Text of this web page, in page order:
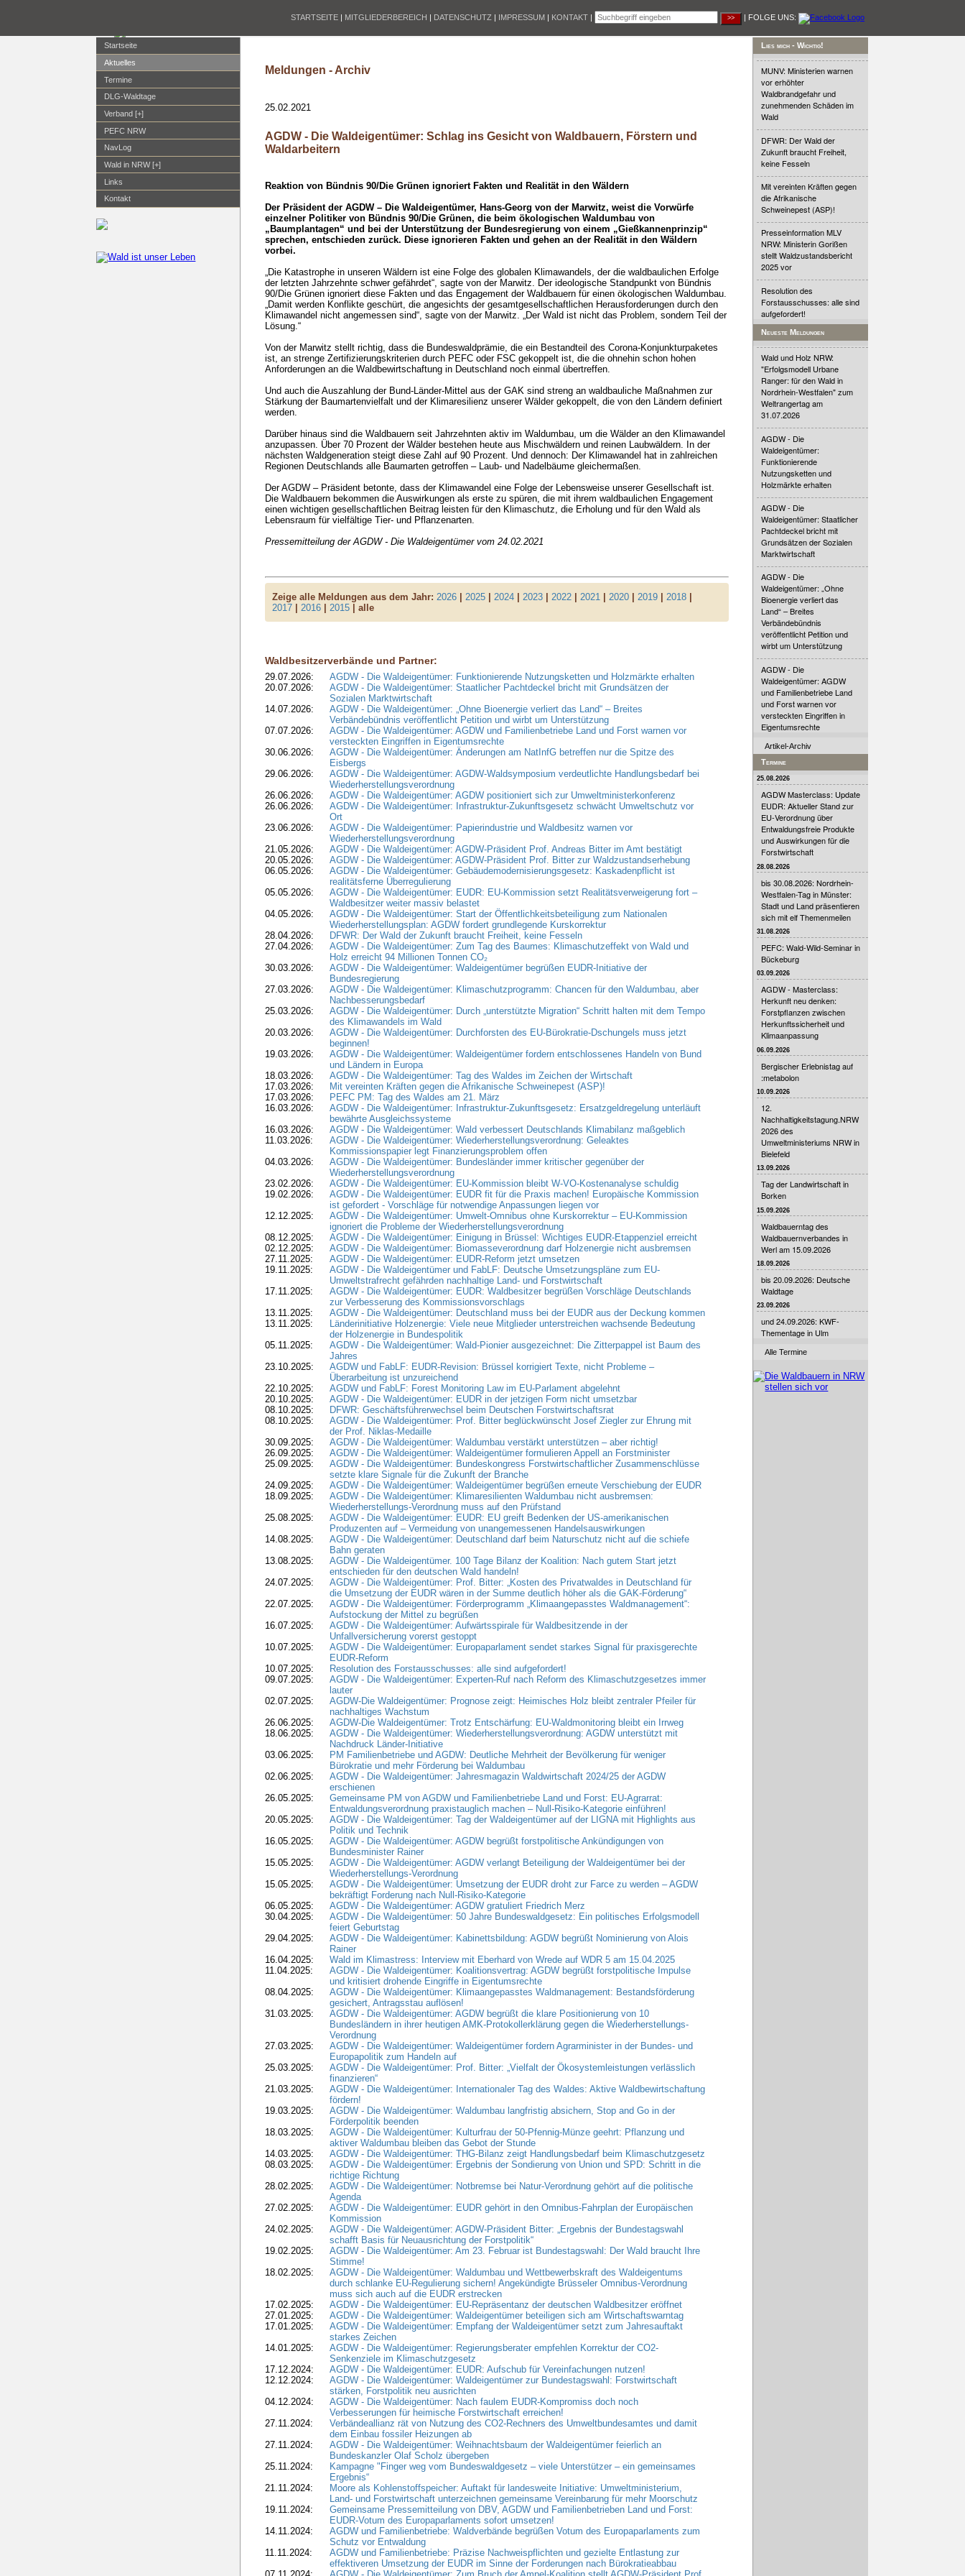
STARTSEITE | MITGLIEDERBEREICH | DATENSCHUTZ | IMPRESSUM | KONTAKT | | FOLGE UNS:
Startseite
Aktuelles
Termine
DLG-Waldtage
Verband [+]
PEFC NRW
NavLog
Wald in NRW [+]
Links
Kontakt
Meldungen - Archiv
25.02.2021
AGDW - Die Waldeigentümer: Schlag ins Gesicht von Waldbauern, Förstern und
Waldarbeitern
Reaktion von Bündnis 90/Die Grünen ignoriert Fakten und Realität in den Wäldern
Der Präsident der AGDW – Die Waldeigentümer, Hans-Georg von der Marwitz, weist die Vorwürfe
einzelner Politiker von Bündnis 90/Die Grünen, die beim ökologischen Waldumbau von
„Baumplantagen“ und bei der Unterstützung der Bundesregierung von einem „Gießkannenprinzip“
sprechen, entschieden zurück. Diese ignorieren Fakten und gehen an der Realität in den Wäldern
vorbei.
„Die Katastrophe in unseren Wäldern ist eine Folge des globalen Klimawandels, der die waldbaulichen Erfolge
der letzten Jahrzehnte schwer gefährdet“, sagte von der Marwitz. Der ideologische Standpunkt von Bündnis
90/Die Grünen ignoriert diese Fakten und das Engagement der Waldbauern für einen ökologischen Waldumbau.
„Damit werden Konflikte geschürt, die angesichts der gesamtgesellschaftlichen Herausforderungen durch den
Klimawandel nicht angemessen sind“, sagte von der Marwitz. „Der Wald ist nicht das Problem, sondern Teil der
Lösung.“
Von der Marwitz stellt richtig, dass die Bundeswaldprämie, die ein Bestandteil des Corona-Konjunkturpaketes
ist, an strenge Zertifizierungskriterien durch PEFC oder FSC gekoppelt ist, die die ohnehin schon hohen
Anforderungen an die Waldbewirtschaftung in Deutschland noch einmal übertreffen.
Und auch die Auszahlung der Bund-Länder-Mittel aus der GAK sind streng an waldbauliche Maßnahmen zur
Stärkung der Baumartenvielfalt und der Klimaresilienz unserer Wälder gekoppelt, die von den Ländern definiert
werden.
Darüber hinaus sind die Waldbauern seit Jahrzehnten aktiv im Waldumbau, um die Wälder an den Klimawandel
anzupassen. Über 70 Prozent der Wälder bestehen heute aus Mischwäldern und reinen Laubwäldern. In der
nächsten Waldgeneration steigt diese Zahl auf 90 Prozent. Und dennoch: Der Klimawandel hat in zahlreichen
Regionen Deutschlands alle Baumarten getroffen – Laub- und Nadelbäume gleichermaßen.
Der AGDW – Präsident betonte, dass der Klimawandel eine Folge der Lebensweise unserer Gesellschaft ist.
Die Waldbauern bekommen die Auswirkungen als erste zu spüren, die mit ihrem waldbaulichen Engagement
einen wichtigen gesellschaftlichen Beitrag leisten für den Klimaschutz, die Erholung und für den Wald als
Lebensraum für vielfältige Tier- und Pflanzenarten.
Pressemitteilung der AGDW - Die Waldeigentümer vom 24.02.2021
Zeige alle Meldungen aus dem Jahr: 2026| 2025| 2024| 2023| 2022| 2021| 2020| 2019| 2018|
2017| 2016| 2015| alle
Waldbesitzerverbände und Partner:
29.07.2026:
AGDW - Die Waldeigentümer: Funktionierende Nutzungsketten und Holzmärkte erhalten
20.07.2026:
AGDW - Die Waldeigentümer: Staatlicher Pachtdeckel bricht mit Grundsätzen der
Sozialen Marktwirtschaft
14.07.2026:
AGDW - Die Waldeigentümer: „Ohne Bioenergie verliert das Land“ – Breites
Verbändebündnis veröffentlicht Petition und wirbt um Unterstützung
07.07.2026:
AGDW - Die Waldeigentümer: AGDW und Familienbetriebe Land und Forst warnen vor
versteckten Eingriffen in Eigentumsrechte
30.06.2026:
AGDW - Die Waldeigentümer: Änderungen am NatInfG betreffen nur die Spitze des
Eisbergs
29.06.2026:
AGDW - Die Waldeigentümer: AGDW-Waldsymposium verdeutlichte Handlungsbedarf bei
Wiederherstellungsverordnung
26.06.2026:
AGDW - Die Waldeigentümer: AGDW positioniert sich zur Umweltministerkonferenz
26.06.2026:
AGDW - Die Waldeigentümer: Infrastruktur-Zukunftsgesetz schwächt Umweltschutz vor
Ort
23.06.2026:
AGDW - Die Waldeigentümer: Papierindustrie und Waldbesitz warnen vor
Wiederherstellungsverordnung
21.05.2026:
AGDW - Die Waldeigentümer: AGDW-Präsident Prof. Andreas Bitter im Amt bestätigt
20.05.2026:
AGDW - Die Waldeigentümer: AGDW-Präsident Prof. Bitter zur Waldzustandserhebung
06.05.2026:
AGDW - Die Waldeigentümer: Gebäudemodernisierungsgesetz: Kaskadenpflicht ist
realitätsferne Überregulierung
05.05.2026:
AGDW - Die Waldeigentümer: EUDR: EU-Kommission setzt Realitätsverweigerung fort –
Waldbesitzer weiter massiv belastet
04.05.2026:
AGDW - Die Waldeigentümer: Start der Öffentlichkeitsbeteiligung zum Nationalen
Wiederherstellungsplan: AGDW fordert grundlegende Kurskorrektur
28.04.2026:
DFWR: Der Wald der Zukunft braucht Freiheit, keine Fesseln
27.04.2026:
AGDW - Die Waldeigentümer: Zum Tag des Baumes: Klimaschutzeffekt von Wald und
Holz erreicht 94 Millionen Tonnen CO₂
30.03.2026:
AGDW - Die Waldeigentümer: Waldeigentümer begrüßen EUDR-Initiative der
Bundesregierung
27.03.2026:
AGDW - Die Waldeigentümer: Klimaschutzprogramm: Chancen für den Waldumbau, aber
Nachbesserungsbedarf
25.03.2026:
AGDW - Die Waldeigentümer: Durch „unterstützte Migration“ Schritt halten mit dem Tempo
des Klimawandels im Wald
20.03.2026:
AGDW - Die Waldeigentümer: Durchforsten des EU-Bürokratie-Dschungels muss jetzt
beginnen!
19.03.2026:
AGDW - Die Waldeigentümer: Waldeigentümer fordern entschlossenes Handeln von Bund
und Ländern in Europa
18.03.2026:
AGDW - Die Waldeigentümer: Tag des Waldes im Zeichen der Wirtschaft
17.03.2026:
Mit vereinten Kräften gegen die Afrikanische Schweinepest (ASP)!
17.03.2026:
PEFC PM: Tag des Waldes am 21. März
16.03.2026:
AGDW - Die Waldeigentümer: Infrastruktur-Zukunftsgesetz: Ersatzgeldregelung unterläuft
bewährte Ausgleichssysteme
16.03.2026:
AGDW - Die Waldeigentümer: Wald verbessert Deutschlands Klimabilanz maßgeblich
11.03.2026:
AGDW - Die Waldeigentümer: Wiederherstellungsverordnung: Geleaktes
Kommissionspapier legt Finanzierungsproblem offen
04.03.2026:
AGDW - Die Waldeigentümer: Bundesländer immer kritischer gegenüber der
Wiederherstellungsverordnung
23.02.2026:
AGDW - Die Waldeigentümer: EU-Kommission bleibt W-VO-Kostenanalyse schuldig
19.02.2026:
AGDW - Die Waldeigentümer: EUDR fit für die Praxis machen! Europäische Kommission
ist gefordert - Vorschläge für notwendige Anpassungen liegen vor
12.12.2025:
AGDW - Die Waldeigentümer: Umwelt-Omnibus ohne Kurskorrektur – EU-Kommission
ignoriert die Probleme der Wiederherstellungsverordnung
08.12.2025:
AGDW - Die Waldeigentümer: Einigung in Brüssel: Wichtiges EUDR-Etappenziel erreicht
02.12.2025:
AGDW - Die Waldeigentümer: Biomasseverordnung darf Holzenergie nicht ausbremsen
27.11.2025:
AGDW - Die Waldeigentümer: EUDR-Reform jetzt umsetzen
19.11.2025:
AGDW - Die Waldeigentümer und FabLF: Deutsche Umsetzungspläne zum EU-
Umweltstrafrecht gefährden nachhaltige Land- und Forstwirtschaft
17.11.2025:
AGDW - Die Waldeigentümer: EUDR: Waldbesitzer begrüßen Vorschläge Deutschlands
zur Verbesserung des Kommissionsvorschlags
13.11.2025:
AGDW - Die Waldeigentümer: Deutschland muss bei der EUDR aus der Deckung kommen
13.11.2025:
Länderinitiative Holzenergie: Viele neue Mitglieder unterstreichen wachsende Bedeutung
der Holzenergie in Bundespolitik
05.11.2025:
AGDW - Die Waldeigentümer: Wald-Pionier ausgezeichnet: Die Zitterpappel ist Baum des
Jahres
23.10.2025:
AGDW und FabLF: EUDR-Revision: Brüssel korrigiert Texte, nicht Probleme –
Überarbeitung ist unzureichend
22.10.2025:
AGDW und FabLF: Forest Monitoring Law im EU-Parlament abgelehnt
20.10.2025:
AGDW - Die Waldeigentümer: EUDR in der jetzigen Form nicht umsetzbar
08.10.2025:
DFWR: Geschäftsführerwechsel beim Deutschen Forstwirtschaftsrat
08.10.2025:
AGDW - Die Waldeigentümer: Prof. Bitter beglückwünscht Josef Ziegler zur Ehrung mit
der Prof. Niklas-Medaille
30.09.2025:
AGDW - Die Waldeigentümer: Waldumbau verstärkt unterstützen – aber richtig!
26.09.2025:
AGDW - Die Waldeigentümer: Waldeigentümer formulieren Appell an Forstminister
25.09.2025:
AGDW - Die Waldeigentümer: Bundeskongress Forstwirtschaftlicher Zusammenschlüsse
setzte klare Signale für die Zukunft der Branche
24.09.2025:
AGDW - Die Waldeigentümer: Waldeigentümer begrüßen erneute Verschiebung der EUDR
18.09.2025:
AGDW - Die Waldeigentümer: Klimaresilienten Waldumbau nicht ausbremsen:
Wiederherstellungs-Verordnung muss auf den Prüfstand
25.08.2025:
AGDW - Die Waldeigentümer: EUDR: EU greift Bedenken der US-amerikanischen
Produzenten auf – Vermeidung von unangemessenen Handelsauswirkungen
14.08.2025:
AGDW - Die Waldeigentümer: Deutschland darf beim Naturschutz nicht auf die schiefe
Bahn geraten
13.08.2025:
AGDW - Die Waldeigentümer. 100 Tage Bilanz der Koalition: Nach gutem Start jetzt
entschieden für den deutschen Wald handeln!
24.07.2025:
AGDW - Die Waldeigentümer: Prof. Bitter: „Kosten des Privatwaldes in Deutschland für
die Umsetzung der EUDR wären in der Summe deutlich höher als die GAK-Förderung“
22.07.2025:
AGDW - Die Waldeigentümer: Förderprogramm „Klimaangepasstes Waldmanagement“:
Aufstockung der Mittel zu begrüßen
16.07.2025:
AGDW - Die Waldeigentümer: Aufwärtsspirale für Waldbesitzende in der
Unfallversicherung vorerst gestoppt
10.07.2025:
AGDW - Die Waldeigentümer: Europaparlament sendet starkes Signal für praxisgerechte
EUDR-Reform
10.07.2025:
Resolution des Forstausschusses: alle sind aufgefordert!
09.07.2025:
AGDW - Die Waldeigentümer: Experten-Ruf nach Reform des Klimaschutzgesetzes immer
lauter
02.07.2025:
AGDW-Die Waldeigentümer: Prognose zeigt: Heimisches Holz bleibt zentraler Pfeiler für
nachhaltiges Wachstum
26.06.2025:
AGDW-Die Waldeigentümer: Trotz Entschärfung: EU-Waldmonitoring bleibt ein Irrweg
18.06.2025:
AGDW - Die Waldeigentümer: Wiederherstellungsverordnung: AGDW unterstützt mit
Nachdruck Länder-Initiative
03.06.2025:
PM Familienbetriebe und AGDW: Deutliche Mehrheit der Bevölkerung für weniger
Bürokratie und mehr Förderung bei Waldumbau
02.06.2025:
AGDW - Die Waldeigentümer: Jahresmagazin Waldwirtschaft 2024/25 der AGDW
erschienen
26.05.2025:
Gemeinsame PM von AGDW und Familienbetriebe Land und Forst: EU-Agrarrat:
Entwaldungsverordnung praxistauglich machen – Null-Risiko-Kategorie einführen!
20.05.2025:
AGDW - Die Waldeigentümer: Tag der Waldeigentümer auf der LIGNA mit Highlights aus
Politik und Technik
16.05.2025:
AGDW - Die Waldeigentümer: AGDW begrüßt forstpolitische Ankündigungen von
Bundesminister Rainer
15.05.2025:
AGDW - Die Waldeigentümer: AGDW verlangt Beteiligung der Waldeigentümer bei der
Wiederherstellungs-Verordnung
15.05.2025:
AGDW - Die Waldeigentümer: Umsetzung der EUDR droht zur Farce zu werden – AGDW
bekräftigt Forderung nach Null-Risiko-Kategorie
06.05.2025:
AGDW - Die Waldeigentümer: AGDW gratuliert Friedrich Merz
30.04.2025:
AGDW - Die Waldeigentümer: 50 Jahre Bundeswaldgesetz: Ein politisches Erfolgsmodell
feiert Geburtstag
29.04.2025:
AGDW - Die Waldeigentümer: Kabinettsbildung: AGDW begrüßt Nominierung von Alois
Rainer
16.04.2025:
Wald im Klimastress: Interview mit Eberhard von Wrede auf WDR 5 am 15.04.2025
11.04.2025:
AGDW - Die Waldeigentümer: Koalitionsvertrag: AGDW begrüßt forstpolitische Impulse
und kritisiert drohende Eingriffe in Eigentumsrechte
08.04.2025:
AGDW - Die Waldeigentümer: Klimaangepasstes Waldmanagement: Bestandsförderung
gesichert, Antragsstau auflösen!
31.03.2025:
AGDW - Die Waldeigentümer: AGDW begrüßt die klare Positionierung von 10
Bundesländern in ihrer heutigen AMK-Protokollerklärung gegen die Wiederherstellungs-
Verordnung
27.03.2025:
AGDW - Die Waldeigentümer: Waldeigentümer fordern Agrarminister in der Bundes- und
Europapolitik zum Handeln auf
25.03.2025:
AGDW - Die Waldeigentümer: Prof. Bitter: „Vielfalt der Ökosystemleistungen verlässlich
finanzieren“
21.03.2025:
AGDW - Die Waldeigentümer: Internationaler Tag des Waldes: Aktive Waldbewirtschaftung
fördern!
19.03.2025:
AGDW - Die Waldeigentümer: Waldumbau langfristig absichern, Stop and Go in der
Förderpolitik beenden
18.03.2025:
AGDW - Die Waldeigentümer: Kulturfrau der 50-Pfennig-Münze geehrt: Pflanzung und
aktiver Waldumbau bleiben das Gebot der Stunde
14.03.2025:
AGDW - Die Waldeigentümer: THG-Bilanz zeigt Handlungsbedarf beim Klimaschutzgesetz
08.03.2025:
AGDW - Die Waldeigentümer: Ergebnis der Sondierung von Union und SPD: Schritt in die
richtige Richtung
28.02.2025:
AGDW - Die Waldeigentümer: Notbremse bei Natur-Verordnung gehört auf die politische
Agenda
27.02.2025:
AGDW - Die Waldeigentümer: EUDR gehört in den Omnibus-Fahrplan der Europäischen
Kommission
24.02.2025:
AGDW - Die Waldeigentümer: AGDW-Präsident Bitter: „Ergebnis der Bundestagswahl
schafft Basis für Neuausrichtung der Forstpolitik“
19.02.2025:
AGDW - Die Waldeigentümer: Am 23. Februar ist Bundestagswahl: Der Wald braucht Ihre
Stimme!
18.02.2025:
AGDW - Die Waldeigentümer: Waldumbau und Wettbewerbskraft des Waldeigentums
durch schlanke EU-Regulierung sichern! Angekündigte Brüsseler Omnibus-Verordnung
muss sich auch auf die EUDR erstrecken
17.02.2025:
AGDW - Die Waldeigentümer: EU-Repräsentanz der deutschen Waldbesitzer eröffnet
27.01.2025:
AGDW - Die Waldeigentümer: Waldeigentümer beteiligen sich am Wirtschaftswarntag
17.01.2025:
AGDW - Die Waldeigentümer: Empfang der Waldeigentümer setzt zum Jahresauftakt
starkes Zeichen
14.01.2025:
AGDW - Die Waldeigentümer: Regierungsberater empfehlen Korrektur der CO2-
Senkenziele im Klimaschutzgesetz
17.12.2024:
AGDW - Die Waldeigentümer: EUDR: Aufschub für Vereinfachungen nutzen!
12.12.2024:
AGDW - Die Waldeigentümer: Waldeigentümer zur Bundestagswahl: Forstwirtschaft
stärken, Forstpolitik neu ausrichten
04.12.2024:
AGDW - Die Waldeigentümer: Nach faulem EUDR-Kompromiss doch noch
Verbesserungen für heimische Forstwirtschaft erreichen!
27.11.2024:
Verbändeallianz rät von Nutzung des CO2-Rechners des Umweltbundesamtes und damit
dem Einbau fossiler Heizungen ab
27.11.2024:
AGDW - Die Waldeigentümer: Weihnachtsbaum der Waldeigentümer feierlich an
Bundeskanzler Olaf Scholz übergeben
25.11.2024:
Kampagne "Finger weg vom Bundeswaldgesetz – viele Unterstützer – ein gemeinsames
Ergebnis“
21.11.2024:
Moore als Kohlenstoffspeicher: Auftakt für landesweite Initiative: Umweltministerium,
Land- und Forstwirtschaft unterzeichnen gemeinsame Vereinbarung für mehr Moorschutz
19.11.2024:
Gemeinsame Pressemitteilung von DBV, AGDW und Familienbetrieben Land und Forst:
EUDR-Votum des Europaparlaments sofort umsetzen!
14.11.2024:
AGDW und Familienbetriebe: Waldverbände begrüßen Votum des Europaparlaments zum
Schutz vor Entwaldung
11.11.2024:
AGDW und Familienbetriebe: Präzise Nachweispflichten und gezielte Entlastung zur
effektiveren Umsetzung der EUDR im Sinne der Forderungen nach Bürokratieabbau
Lies mich - Wichtig!
MUNV: Ministerien warnen
vor erhöhter
Waldbrandgefahr und
zunehmenden Schäden im
Wald
DFWR: Der Wald der
Zukunft braucht Freiheit,
keine Fesseln
Mit vereinten Kräften gegen
die Afrikanische
Schweinepest (ASP)!
Presseinformation MLV
NRW: Ministerin Gorißen
stellt Waldzustandsbericht
2025 vor
Resolution des
Forstausschusses: alle sind
aufgefordert!
Neueste Meldungen
Wald und Holz NRW:
"Erfolgsmodell Urbane
Ranger: für den Wald in
Nordrhein-Westfalen" zum
Weltrangertag am
31.07.2026
AGDW - Die
Waldeigentümer:
Funktionierende
Nutzungsketten und
Holzmärkte erhalten
AGDW - Die
Waldeigentümer: Staatlicher
Pachtdeckel bricht mit
Grundsätzen der Sozialen
Marktwirtschaft
AGDW - Die
Waldeigentümer: „Ohne
Bioenergie verliert das
Land“ – Breites
Verbändebündnis
veröffentlicht Petition und
wirbt um Unterstützung
AGDW - Die
Waldeigentümer: AGDW
und Familienbetriebe Land
und Forst warnen vor
versteckten Eingriffen in
Eigentumsrechte
Artikel-Archiv
Termine
25.08.2026
AGDW Masterclass: Update
EUDR: Aktueller Stand zur
EU-Verordnung über
Entwaldungsfreie Produkte
und Auswirkungen für die
Forstwirtschaft
28.08.2026
bis 30.08.2026: Nordrhein-
Westfalen-Tag in Münster:
Stadt und Land präsentieren
sich mit elf Themenmeilen
31.08.2026
PEFC: Wald-Wild-Seminar in
Bückeburg
03.09.2026
AGDW - Masterclass:
Herkunft neu denken:
Forstpflanzen zwischen
Herkunftssicherheit und
Klimaanpassung
06.09.2026
Bergischer Erlebnistag auf
:metabolon
10.09.2026
12.
Nachhaltigkeitstagung.NRW
2026 des
Umweltministeriums NRW in
Bielefeld
13.09.2026
Tag der Landwirtschaft in
Borken
15.09.2026
Waldbauerntag des
Waldbauernverbandes in
Werl am 15.09.2026
18.09.2026
bis 20.09.2026: Deutsche
Waldtage
23.09.2026
und 24.09.2026: KWF-
Thementage in Ulm
Alle Termine